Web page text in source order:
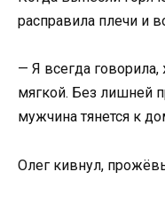
расправила плечи и
— Я всегда
мягкой. Без лишней
мужчина тянется к
Олег кивнул,